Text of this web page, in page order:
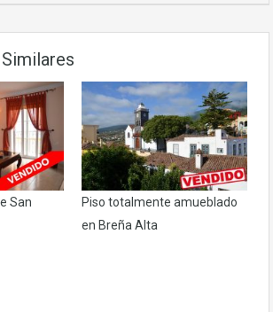
San
Piso totalmente amueblado
en Breña Alta